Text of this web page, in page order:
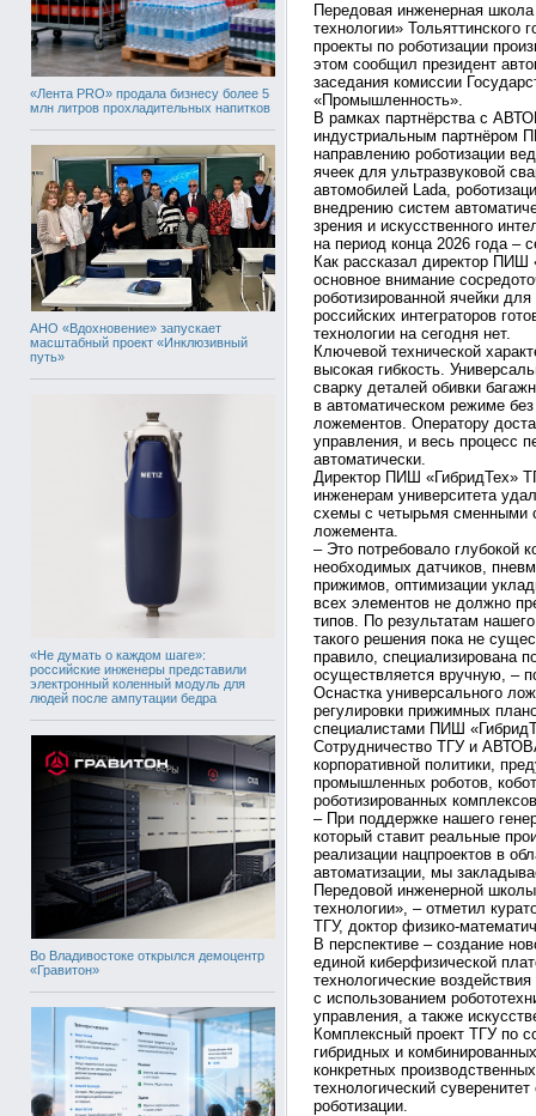
«Лента PRO» продала бизнесу более 5
млн литров прохладительных напитков
АНО «Вдохновение» запускает
масштабный проект «Инклюзивный
путь»
«Не думать о каждом шаге»:
российские инженеры представили
электронный коленный модуль для
людей после ампутации бедра
Во Владивостоке открылся демоцентр
«Гравитон»
Передовая инженерная
технологии» Тольяттинского
проекты по роботизации
этом сообщил президент
заседания комиссии
«Промышленность».
В рамках партнёрства с
индустриальным партнёром
направлению роботизации
ячеек для ультразвуковой
автомобилей Lada,
внедрению систем
зрения и искусственного
на период конца 2026 года –
Как рассказал директор
основное внимание
роботизированной ячейки
российских интеграторов
технологии на сегодня нет.
Ключевой технической
высокая гибкость.
сварку деталей обивки
в автоматическом режиме
ложементов. Оператору
управления, и весь процесс
автоматически.
Директор ПИШ «ГибридТех»
инженерам университета
схемы с четырьмя сменными
ложемента.
– Это потребовало глубокой
необходимых датчиков,
прижимов, оптимизации
всех элементов не должно
типов. По результатам
такого решения пока не
правило, специализирована
осуществляется вручную, –
Оснастка универсального
регулировки прижимных
специалистами ПИШ
Сотрудничество ТГУ и
корпоративной политики,
промышленных роботов,
роботизированных
– При поддержке нашего
который ставит реальные
реализации нацпроектов в
автоматизации, мы
Передовой инженерной
технологии», – отметил
ТГУ, доктор физико-
В перспективе – создание
единой киберфизической
технологические
с использованием
управления, а также
Комплексный проект ТГУ по
гибридных и
конкретных
технологический
роботизации.